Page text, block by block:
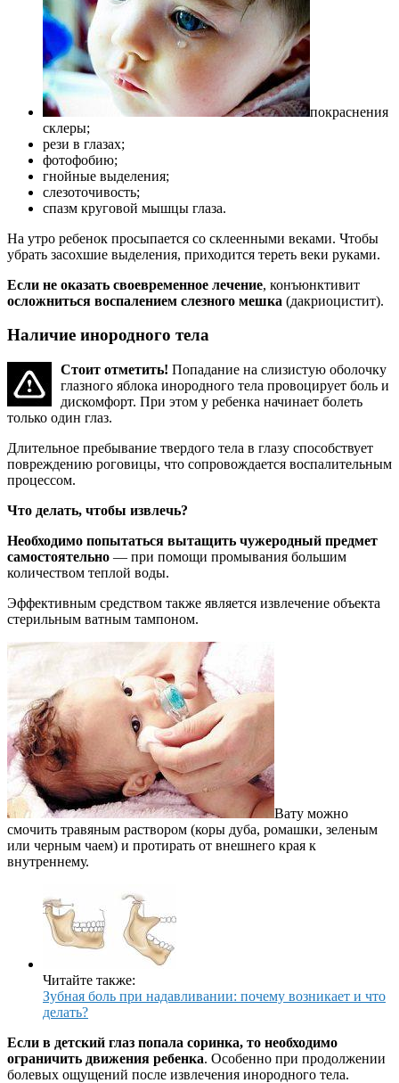
покраснения
склеры;
рези в глазах;
фотофобию;
гнойные выделения;
слезоточивость;
спазм круговой мышцы глаза.
На утро ребенок просыпается со склеенными веками. Чтобы
убрать засохшие выделения, приходится тереть веки руками.
Если не оказать своевременное лечение, конъюнктивит
осложниться воспалением слезного мешка (дакриоцистит).
Наличие инородного тела
Стоит отметить! Попадание на слизистую оболочку
глазного яблока инородного тела провоцирует боль и
дискомфорт. При этом у ребенка начинает болеть
только один глаз.
Длительное пребывание твердого тела в глазу способствует
повреждению роговицы, что сопровождается воспалительным
процессом.
Что делать, чтобы извлечь?
Необходимо попытаться вытащить чужеродный предмет
самостоятельно — при помощи промывания большим
количеством теплой воды.
Эффективным средством также является извлечение объекта
стерильным ватным тампоном.
Вату можно
смочить травяным раствором (коры дуба, ромашки, зеленым
или черным чаем) и протирать от внешнего края к
внутреннему.
Читайте также:
Зубная боль при надавливании: почему возникает и что
делать?
Если в детский глаз попала соринка, то необходимо
ограничить движения ребенка. Особенно при продолжении
болевых ощущений после извлечения инородного тела.